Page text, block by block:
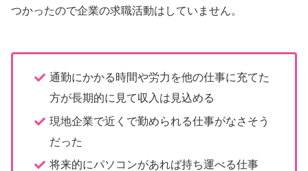
つかったので企業の求職活動はしていません。
通勤にかかる時間や労力を他の仕事に充てた
方が長期的に見て収入は見込める
現地企業で近くで勤められる仕事がなさそう
だった
将来的にパソコンがあれば持ち運べる仕事